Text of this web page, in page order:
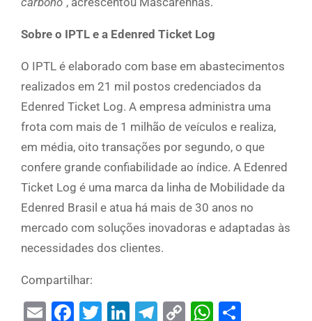
Sobre o IPTL e a Edenred Ticket Log
O IPTL é elaborado com base em abastecimentos
realizados em 21 mil postos credenciados da
Edenred Ticket Log. A empresa administra uma
frota com mais de 1 milhão de veículos e realiza,
em média, oito transações por segundo, o que
confere grande confiabilidade ao índice. A Edenred
Ticket Log é uma marca da linha de Mobilidade da
Edenred Brasil e atua há mais de 30 anos no
mercado com soluções inovadoras e adaptadas às
necessidades dos clientes.
Compartilhar:
EmailFacebook
Twitter
LinkedIn
Telegram
Copy